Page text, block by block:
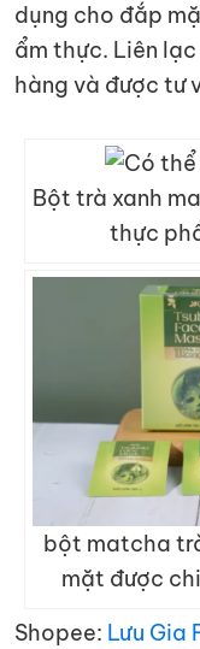
dụng cho đắp
ẩm thực. Liên
hàng và được tư
Bột trà xanh
thực
bột matcha
mặt được
Shopee: Lưu Gia